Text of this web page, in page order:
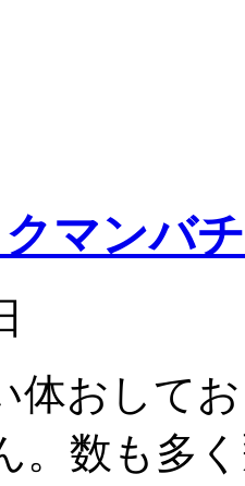
マンバチ
おして
。数も多